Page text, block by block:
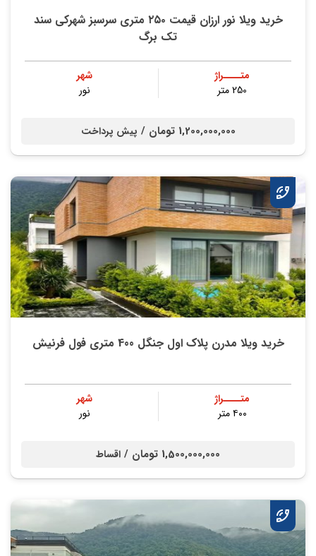
خرید ویلا نور ارزان قیمت ۲۵۰ متری سرسبز شهرکی سند
تک برگ
متــــراژ
250 متر
شهر
نور
1,200,000,000 تومان / پیش پرداخت
خرید ویلا مدرن پلاک اول جنگل 400 متری فول فرنیش
متــــراژ
۴۰۰ متر
شهر
نور
1,500,000,000 تومان / اقساط